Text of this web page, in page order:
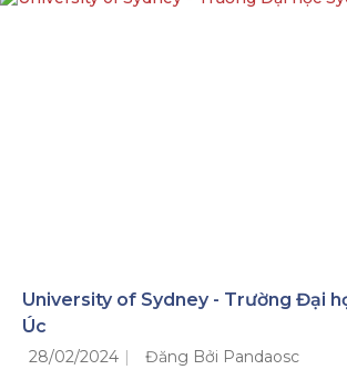
University of Sydney - Trường Đại
Úc
28/02/2024
Đăng Bởi Pandaosc